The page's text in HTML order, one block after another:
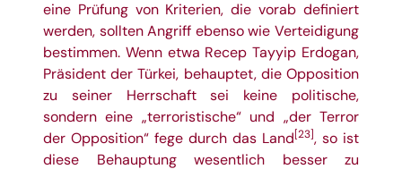
eine Prüfung von Kriterien, die vorab definiert
werden, sollten Angriff ebenso wie Verteidigung
bestimmen. Wenn etwa Recep Tayyip Erdogan,
Präsident der Türkei, behauptet, die Opposition
zu seiner Herrschaft sei keine politische,
sondern eine „terroristische“ und „der Terror
der Opposition“ fege durch das Land[23], so ist
diese Behauptung wesentlich besser zu